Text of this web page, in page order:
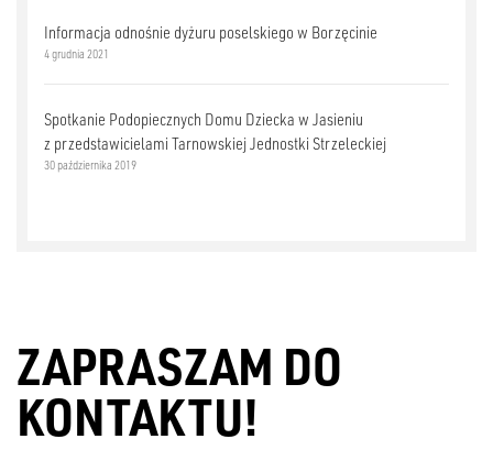
Informacja odnośnie dyżuru poselskiego w Borzęcinie
4 grudnia 2021
Spotkanie Podopiecznych Domu Dziecka w Jasieniu
z przedstawicielami Tarnowskiej Jednostki Strzeleckiej
30 października 2019
ZAPRASZAM DO
KONTAKTU!